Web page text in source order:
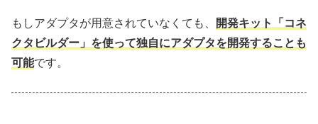
もしアダプタが用意されていなくても、 開発キット「コネ
クタビルダー」を使って独自にアダプタを開発することも
可能です。